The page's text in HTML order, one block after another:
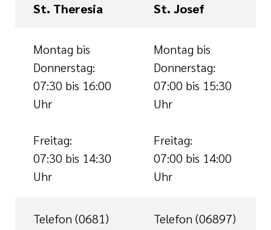
St. Theresia St. Josef
Montag bis
Donnerstag:
07:30 bis 16:00
Uhr
Freitag:
07:30 bis 14:30
Uhr
Montag bis
Donnerstag:
07:00 bis 15:30
Uhr
Freitag:
07:00 bis 14:00
Uhr
Telefon (0681)
Telefon (06897)